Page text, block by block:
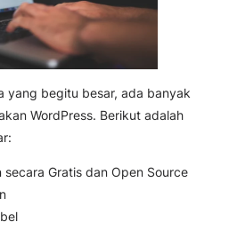
yang begitu besar, ada banyak
WordPress. Berikut adalah
Gratis dan Open Source